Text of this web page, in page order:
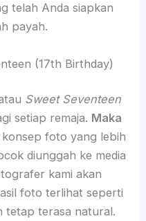
telah Anda siapkan
payah.
(17th Birthday)
Sweet Seventeen
setiap remaja. Maka
foto yang lebih
diunggah ke media
kami akan
foto terlihat seperti
tetap terasa natural.